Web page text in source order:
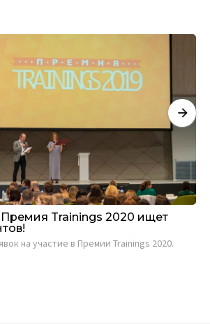
Trainings 2020 ищет
на участие в Премии Trainings 2020.